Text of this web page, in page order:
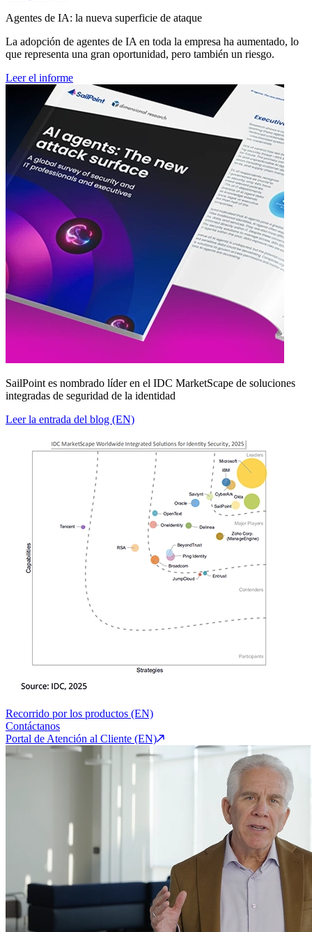
Agentes de IA: la nueva superficie de ataque
La adopción de agentes de IA en toda la empresa ha aumentado, lo
que representa una gran oportunidad, pero también un riesgo.
Leer el informe
SailPoint es nombrado líder en el IDC MarketScape de soluciones
integradas de seguridad de la identidad
Leer la entrada del blog (EN)
Recorrido por los productos (EN)
Contáctanos
Portal de Atención al Cliente (EN)